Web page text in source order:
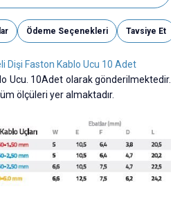
Ödeme Seçenekleri Tavsiye Et
Dişi Faston Kablo Ucu 10 Adet
Ucu. 10Adet olarak gönderilmektedir.
ölçüleri yer almaktadır.